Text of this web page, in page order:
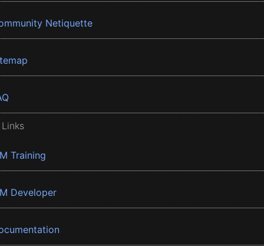
Netiquette
Training
Developer